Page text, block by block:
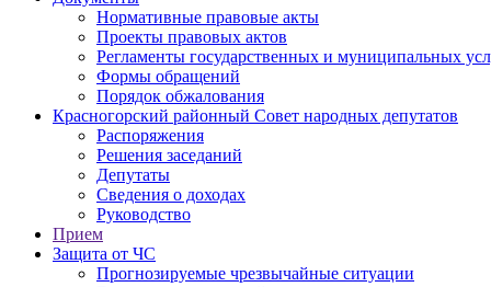
Нормативные правовые акты
Проекты правовых актов
Регламенты государственных и муниципальных
Формы обращений
Порядок обжалования
Красногорский районный Совет народных депутатов
Распоряжения
Решения заседаний
Депутаты
Сведения о доходах
Руководство
Прием
Защита от ЧС
Прогнозируемые чрезвычайные ситуации